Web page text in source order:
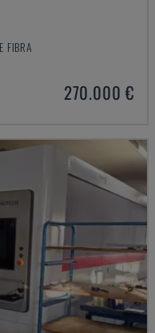
FIBRA
270.000 €